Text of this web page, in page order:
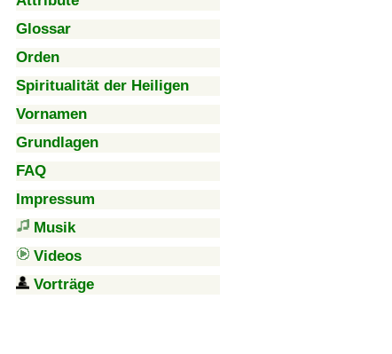
Glossar
Orden
Spiritualität der Heiligen
Vornamen
Grundlagen
FAQ
Impressum
Musik
Videos
Vorträge